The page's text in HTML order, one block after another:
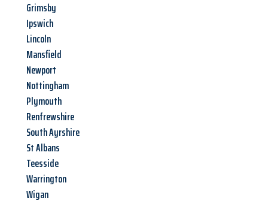
Grimsby
Ipswich
Lincoln
Mansfield
Newport
Nottingham
Plymouth
Renfrewshire
South Ayrshire
St Albans
Teesside
Warrington
Wigan